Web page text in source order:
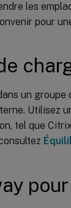
les
pour
un
Utilisez
tel que